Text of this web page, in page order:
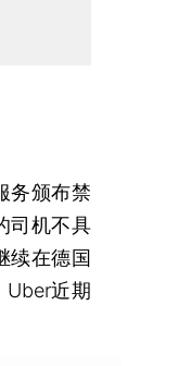
颁布禁
司机不具
续在德国
Uber近期